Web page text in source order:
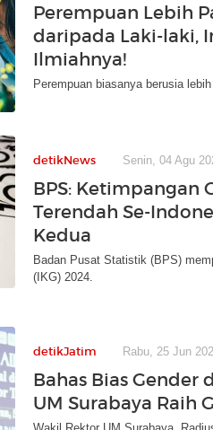
Perempuan Lebih
daripada Laki-laki,
Ilmiahnya!
Perempuan biasanya berusia
detikNews Senin, 04 Agu
BPS: Ketimpangan
Terendah Se-
Kedua
Badan Pusat Statistik (BPS)
(IKG) 2024.
detikJatim Rabu, 25 Jun
Bahas Bias Gender
UM Surabaya Raih